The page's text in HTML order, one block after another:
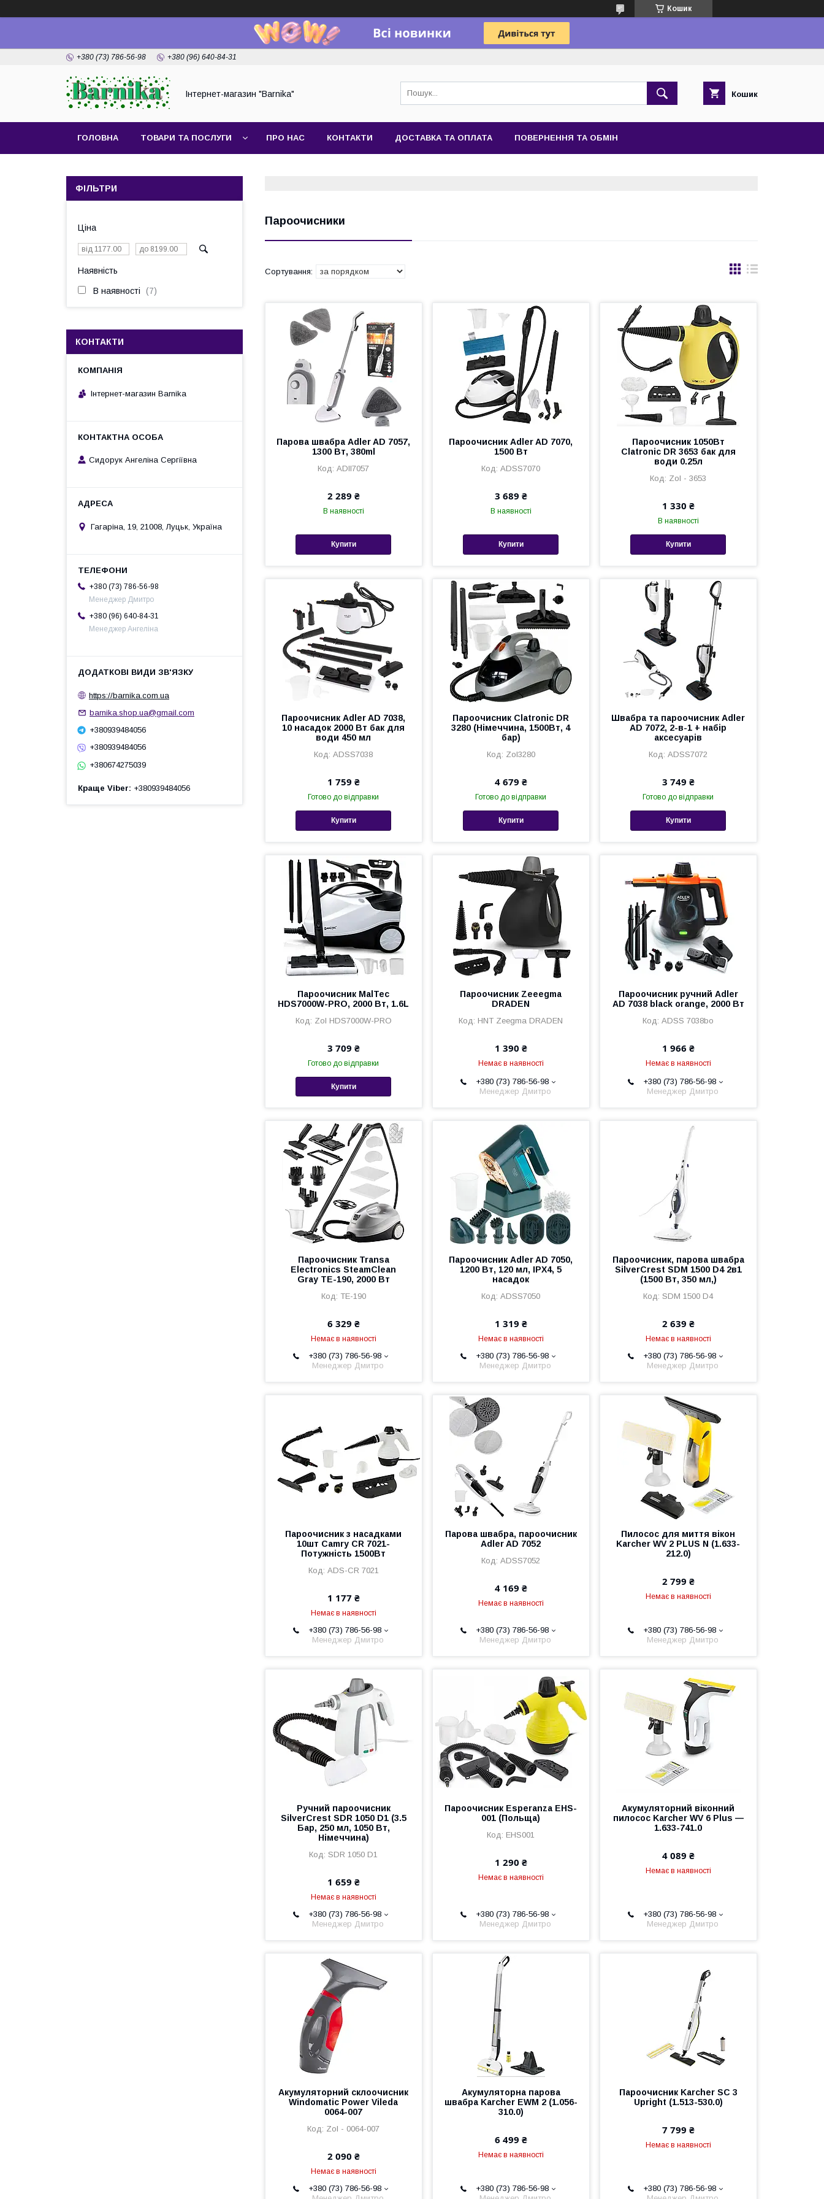
Кошик
+380 (73) 786-56-98 +380 (96) 640-84-31
Інтернет-магазин "Barnika" Кошик
ГОЛОВНА ТОВАРИ ТА ПОСЛУГИ ПРО НАС КОНТАКТИ ДОСТАВКА ТА ОПЛАТА ПОВЕРНЕННЯ ТА ОБМІН
Пароочисники
Парова швабра Adler AD 7057,
1300 Вт, 380ml
ADІІ7057
2 289 ₴
В наявності
Купити
Пароочисник Adler AD 7070,
1500 Вт
ADSS7070
3 689 ₴
В наявності
Купити
Пароочисник 1050Вт
Clatronic DR 3653 бак для
води 0.25л
Zol - 3653
1 330 ₴
В наявності
Купити
Пароочисник Adler AD 7038,
10 насадок 2000 Вт бак для
води 450 мл
ADSS7038
1 759 ₴
Готово до відправки
Купити
Пароочисник Clatronic DR
3280 (Німеччина, 1500Вт, 4
бар)
Zol3280
4 679 ₴
Готово до відправки
Купити
Швабра та пароочисник Adler
AD 7072, 2-в-1 + набір
аксесуарів
ADSS7072
3 749 ₴
Готово до відправки
Купити
Пароочисник MalTec
HDS7000W-PRO, 2000 Вт, 1.6L
Zol HDS7000W-PRO
3 709 ₴
Готово до відправки
Купити
Пароочисник Zeeegma
DRADEN
HNT Zeegma DRADEN
1 390 ₴
Немає в наявності
+380 (73) 786-56-98
Менеджер Дмитро
Пароочисник ручний Adler
AD 7038 black orange, 2000 Вт
ADSS 7038bo
1 966 ₴
Немає в наявності
+380 (73) 786-56-98
Менеджер Дмитро
Пароочисник Transa
Electronics SteamClean
Gray TE-190, 2000 Вт
TE-190
6 329 ₴
Немає в наявності
+380 (73) 786-56-98
Менеджер Дмитро
Пароочисник Adler AD 7050,
1200 Вт, 120 мл, IPX4, 5
насадок
ADSS7050
1 319 ₴
Немає в наявності
+380 (73) 786-56-98
Менеджер Дмитро
Пароочисник, парова швабра
SilverCrest SDM 1500 D4 2в1
(1500 Вт, 350 мл,)
SDM 1500 D4
2 639 ₴
Немає в наявності
+380 (73) 786-56-98
Менеджер Дмитро
Пароочисник з насадками
10шт Camry CR 7021-
Потужність 1500Вт
ADS-CR 7021
1 177 ₴
Немає в наявності
+380 (73) 786-56-98
Менеджер Дмитро
Парова швабра, пароочисник
Adler AD 7052
ADSS7052
4 169 ₴
Немає в наявності
+380 (73) 786-56-98
Менеджер Дмитро
Пилосос для миття вікон
Karcher WV 2 PLUS N (1.633-
212.0)
2 799 ₴
Немає в наявності
+380 (73) 786-56-98
Менеджер Дмитро
Ручний пароочисник
SilverCrest SDR 1050 D1 (3.5
Бар, 250 мл, 1050 Вт,
Німеччина)
SDR 1050 D1
1 659 ₴
Немає в наявності
+380 (73) 786-56-98
Менеджер Дмитро
Пароочисник Esperanza EHS-
001 (Польща)
EHS001
1 290 ₴
Немає в наявності
+380 (73) 786-56-98
Менеджер Дмитро
Акумуляторний віконний
пилосос Karcher WV 6 Plus —
1.633-741.0
4 089 ₴
Немає в наявності
+380 (73) 786-56-98
Менеджер Дмитро
Акумуляторний склоочисник
Windomatic Power Vileda
0064-007
Zol - 0064-007
2 090 ₴
Немає в наявності
+380 (73) 786-56-98
Акумуляторна парова
швабра Karcher EWM 2 (1.056-
310.0)
6 499 ₴
Немає в наявності
+380 (73) 786-56-98
Пароочисник Karcher SC 3
Upright (1.513-530.0)
7 799 ₴
Немає в наявності
+380 (73) 786-56-98
ФІЛЬТРИ
Ціна
Наявність
В наявності 7
КОНТАКТИ
Інтернет-магазин Barnika
Сидорук Ангеліна Сергіївна
Гагаріна, 19, 21008, Луцьк, Україна
+380 (73) 786-56-98
Менеджер Дмитро
+380 (96) 640-84-31
Менеджер Ангеліна
https://barnika.com.ua
barnika.shop.ua@gmail.com
+380939484056
+380939484056
+380674275039
Краще Viber +380939484056